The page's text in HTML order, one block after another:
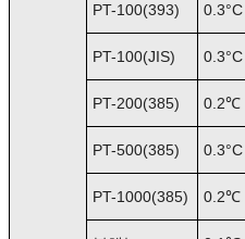
PT-100(393) 0.3°C
PT-100(JIS) 0.3°C
PT-200(385) 0.2℃
PT-500(385) 0.3°C
PT-1000(385) 0.2℃